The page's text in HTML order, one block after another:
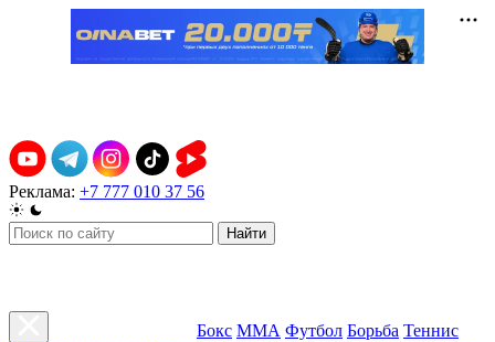
Реклама: +7 777 010 37 56
Найти
Бокс ММА Футбол Борьба Теннис